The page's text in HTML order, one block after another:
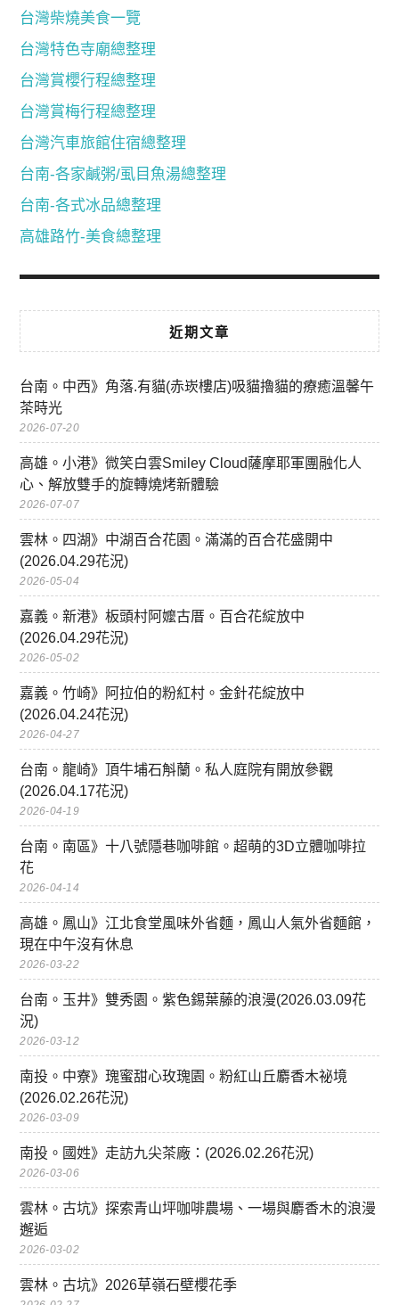
台灣柴燒美食一覽
台灣特色寺廟總整理
台灣賞櫻行程總整理
台灣賞梅行程總整理
台灣汽車旅館住宿總整理
台南-各家鹹粥/虱目魚湯總整理
台南-各式冰品總整理
高雄路竹-美食總整理
近期文章
台南。中西》角落.有貓(赤崁樓店)吸貓擼貓的療癒溫馨午
茶時光
2026-07-20
高雄。小港》微笑白雲Smiley Cloud薩摩耶軍團融化人
心、解放雙手的旋轉燒烤新體驗
2026-07-07
雲林。四湖》中湖百合花園。滿滿的百合花盛開中
(2026.04.29花況)
2026-05-04
嘉義。新港》板頭村阿嬤古厝。百合花綻放中
(2026.04.29花況)
2026-05-02
嘉義。竹崎》阿拉伯的粉紅村。金針花綻放中
(2026.04.24花況)
2026-04-27
台南。龍崎》頂牛埔石斛蘭。私人庭院有開放參觀
(2026.04.17花況)
2026-04-19
台南。南區》十八號隱巷咖啡館。超萌的3D立體咖啡拉
花
2026-04-14
高雄。鳳山》江北食堂風味外省麵，鳳山人氣外省麵館，
現在中午沒有休息
2026-03-22
台南。玉井》雙秀園。紫色錫葉藤的浪漫(2026.03.09花
況)
2026-03-12
南投。中寮》瑰蜜甜心玫瑰園。粉紅山丘麝香木祕境
(2026.02.26花況)
2026-03-09
南投。國姓》走訪九尖茶廠：(2026.02.26花況)
2026-03-06
雲林。古坑》探索青山坪咖啡農場、一場與麝香木的浪漫
邂逅
2026-03-02
雲林。古坑》2026草嶺石壁櫻花季